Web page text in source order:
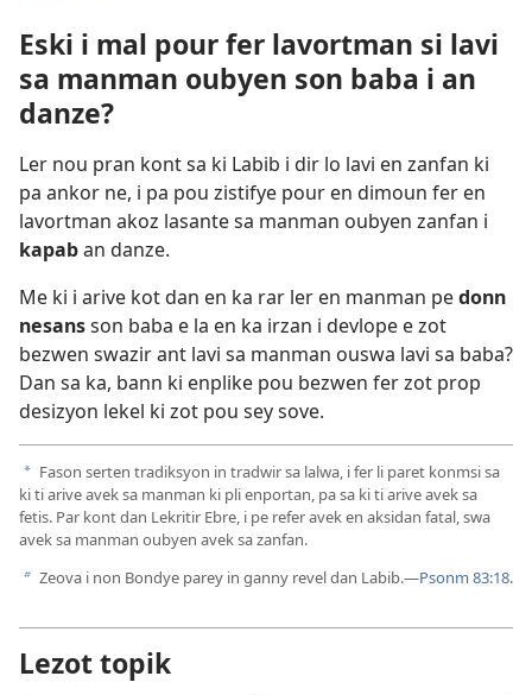
Eski i mal pour fer lavortman si lavi
sa manman oubyen son baba i an
danze?
Ler nou pran kont sa ki Labib i dir lo lavi en zanfan ki
pa ankor ne, i pa pou zistifye pour en dimoun fer en
lavortman akoz lasante sa manman oubyen zanfan i
kapaban danze.
Me ki i arive kot dan en ka rar ler en manman pedonn
nesansson baba e la en ka irzan i devlope e zot
bezwen swazir ant lavi sa manman ouswa lavi sa baba?
Dan sa ka, bann ki enplike pou bezwen fer zot prop
desizyon lekel ki zot pou sey sove.
a Fason serten tradiksyon in tradwir sa lalwa, i fer li paret konmsi sa
ki ti arive avek sa manman ki pli enportan, pa sa ki ti arive avek sa
fetis. Par kont dan Lekritir Ebre, i pe refer avek en aksidan fatal, swa
avek sa manman oubyen avek sa zanfan.
b Zeova i non Bondye parey in ganny revel dan Labib.​—Psonm 83:18.
Lezot topik